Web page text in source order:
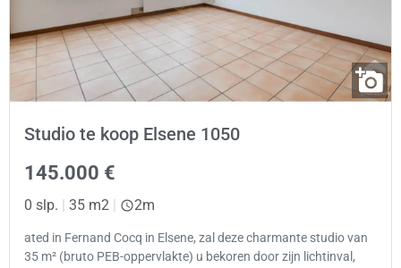
Studio te koop Elsene 1050
145.000 €
0 slp. | 35 m2 | 2m
ated in Fernand Cocq in Elsene, zal deze charmante studio van
35 m² (bruto PEB-oppervlakte) u bekoren door zijn lichtinval,